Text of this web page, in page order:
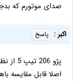
صدای موتورم که
اکبر : پاسخ